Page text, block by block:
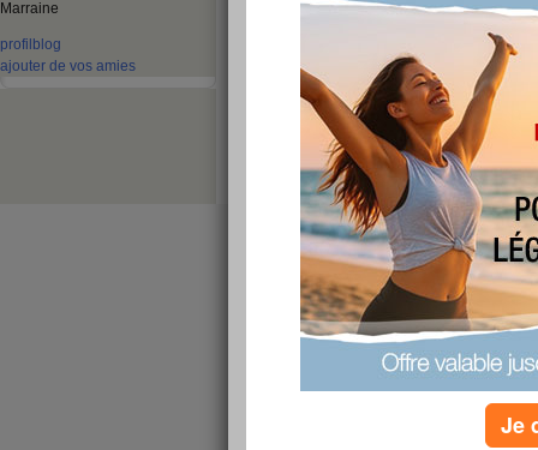
Marraine
profil blog
ajouter de vos amies
Jour 11 et 12
Comment allez vous??? Votre
Pour moi très bien!!!
Hier matin un brin de menage
cause d'énorme fatigue puis petit
l'après midi une deuxieme copine
sommes allées faire 2-3 courses
boire un coup et enfin direction
voir quand je serai petit. Très
maison nous avons fait du
quelques épisodes de bones (en
Ce matin, reveille en douceur par
J'adore! En fin de matinée j'ai Je